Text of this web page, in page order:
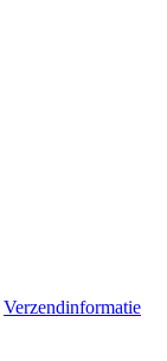
Verzendinformatie